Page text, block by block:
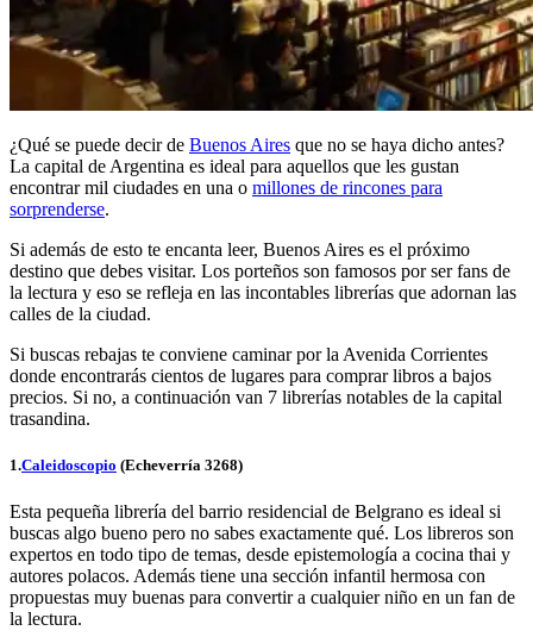
¿Qué se puede decir de Buenos Aires que no se haya dicho antes?
La capital de Argentina es ideal para aquellos que les gustan
encontrar mil ciudades en una o millones de rincones para
sorprenderse.
Si además de esto te encanta leer, Buenos Aires es el próximo
destino que debes visitar. Los porteños son famosos por ser fans de
la lectura y eso se refleja en las incontables librerías que adornan las
calles de la ciudad.
Si buscas rebajas te conviene caminar por la Avenida Corrientes
donde encontrarás cientos de lugares para comprar libros a bajos
precios. Si no, a continuación van 7 librerías notables de la capital
trasandina.
1.Caleidoscopio (Echeverría 3268)
Esta pequeña librería del barrio residencial de Belgrano es ideal si
buscas algo bueno pero no sabes exactamente qué. Los libreros son
expertos en todo tipo de temas, desde epistemología a cocina thai y
autores polacos. Además tiene una sección infantil hermosa con
propuestas muy buenas para convertir a cualquier niño en un fan de
la lectura.